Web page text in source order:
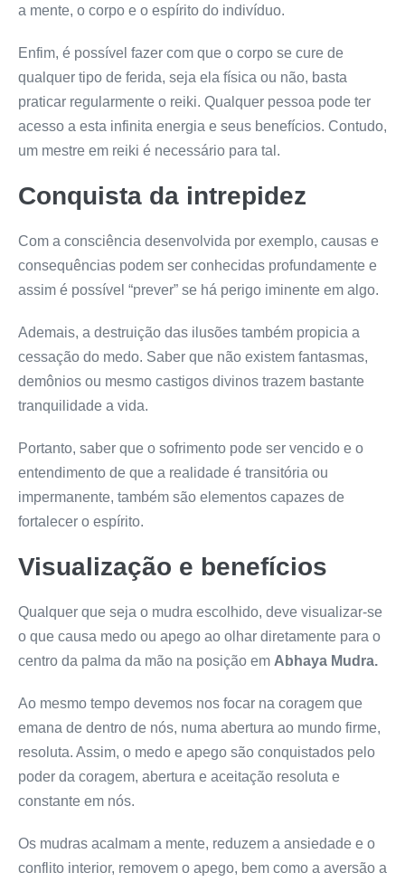
a mente, o corpo e o espírito do indivíduo.
Enfim, é possível fazer com que o corpo se cure de
qualquer tipo de ferida, seja ela física ou não, basta
praticar regularmente o reiki. Qualquer pessoa pode ter
acesso a esta infinita energia e seus benefícios. Contudo,
um mestre em reiki é necessário para tal.
Conquista da intrepidez
Com a consciência desenvolvida por exemplo, causas e
consequências podem ser conhecidas profundamente e
assim é possível “prever” se há perigo iminente em algo.
Ademais, a destruição das ilusões também propicia a
cessação do medo. Saber que não existem fantasmas,
demônios ou mesmo castigos divinos trazem bastante
tranquilidade a vida.
Portanto, saber que o sofrimento pode ser vencido e o
entendimento de que a realidade é transitória ou
impermanente, também são elementos capazes de
fortalecer o espírito.
Visualização e benefícios
Qualquer que seja o mudra escolhido, deve visualizar-se
o que causa medo ou apego ao olhar diretamente para o
centro da palma da mão na posição em Abhaya Mudra.
Ao mesmo tempo devemos nos focar na coragem que
emana de dentro de nós, numa abertura ao mundo firme,
resoluta. Assim, o medo e apego são conquistados pelo
poder da coragem, abertura e aceitação resoluta e
constante em nós.
Os mudras acalmam a mente, reduzem a ansiedade e o
conflito interior, removem o apego, bem como a aversão a